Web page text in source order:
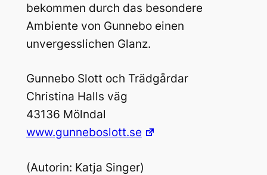
bekommen durch das besondere
Ambiente von Gunnebo einen
unvergesslichen Glanz.
Gunnebo Slott och Trädgårdar
Christina Halls väg
43136 Mölndal
www.gunneboslott.se
(Autorin: Katja Singer)